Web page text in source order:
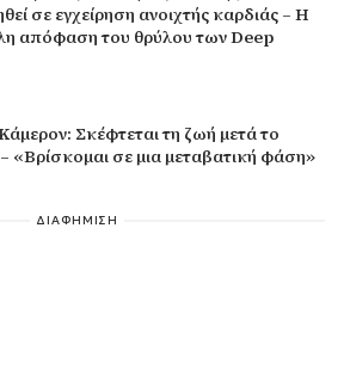
σε εγχείρηση ανοιχτής καρδιάς – Η
απόφαση του θρύλου των Deep
Σκέφτεται τη ζωή μετά το
«Βρίσκομαι σε μια μεταβατική φάση»
ΔΙΑΦΗΜΙΣΗ